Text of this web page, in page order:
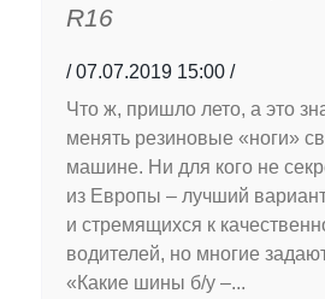
R16
07.07.2019 15:00
Что ж, пришло лето, а это
менять резиновые «ноги»
машине. Ни для кого не
из Европы – лучший
и стремящихся к
водителей, но многие
«Какие шины б/у –...